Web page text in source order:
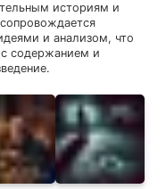
историям и
и анализом, что
содержанием и